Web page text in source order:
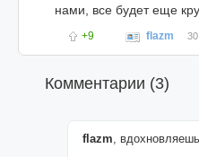
нами, все будет еще
+9 flazm
Комментарии (3)
flazm,